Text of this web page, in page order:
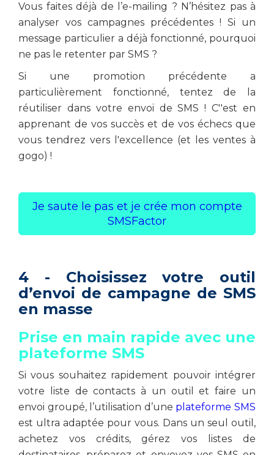
Vous faites déjà de l’e-mailing ? N’hésitez pas à
analyser vos campagnes précédentes ! Si un
message particulier a déjà fonctionné, pourquoi
ne pas le retenter par SMS ?
Si une promotion précédente a
particulièrement fonctionné, tentez de la
réutiliser dans votre envoi de SMS ! C''est en
apprenant de vos succès et de vos échecs que
vous tendrez vers l'excellence (et les ventes à
gogo) !
Je saute le pas et je crée mon compte
SMSFactor
4 - Choisissez votre outil
d’envoi de campagne de SMS
en masse
Prise en main rapide avec une
plateforme SMS
Si vous souhaitez rapidement pouvoir intégrer
votre liste de contacts à un outil et faire un
envoi groupé, l’utilisation d’une plateforme SMS
est ultra adaptée pour vous. Dans un seul outil,
achetez vos crédits, gérez vos listes de